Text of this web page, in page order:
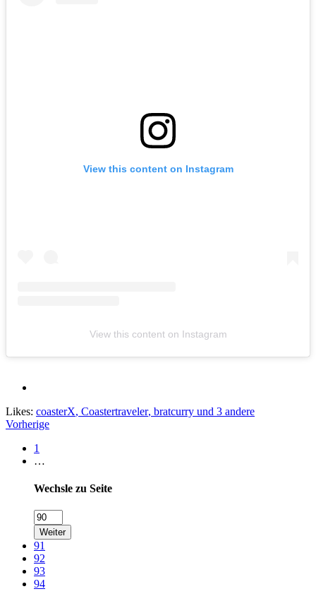
View this content on Instagram
View this content on Instagram
Likes: coasterX, Coastertraveler, bratcurry und 3 andere
Vorherige
1
…
Wechsle zu Seite
Weiter
91
92
93
94